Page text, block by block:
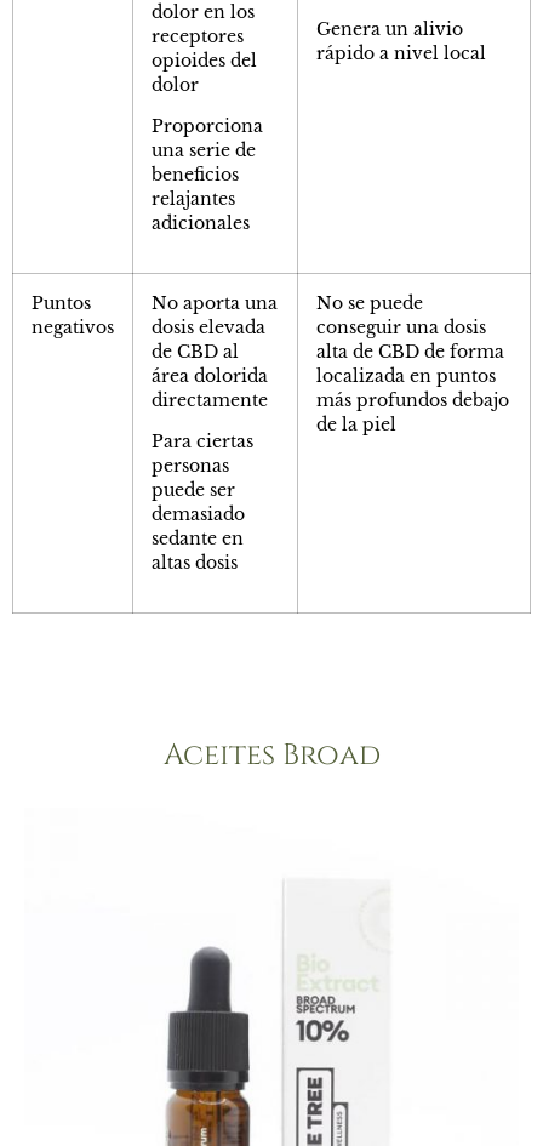
dolor en los
receptores
opioides del
dolor
Proporciona
una serie de
beneficios
relajantes
adicionales
Genera un alivio
rápido a nivel local
Puntos
negativos
No aporta una
dosis elevada
de CBD al
área dolorida
directamente
Para ciertas
personas
puede ser
demasiado
sedante en
altas dosis
No se puede
conseguir una dosis
alta de CBD de forma
localizada en puntos
más profundos debajo
de la piel
Aceites Broad